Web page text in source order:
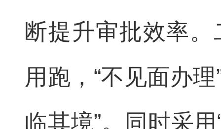
断提升审批效率
用跑，“不见面办
临其境”。同时采